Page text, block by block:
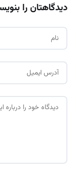
دیدگاهتان را
ن
*ا
ید
ه